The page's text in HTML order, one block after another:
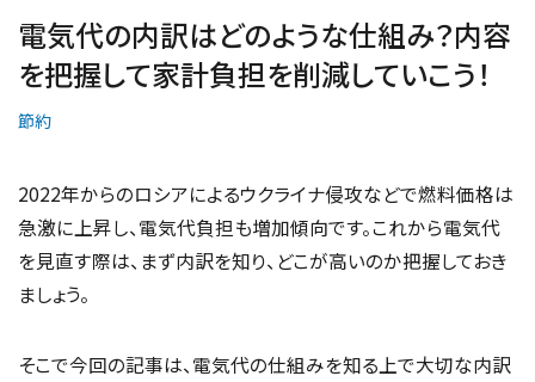
電気代の内訳はどのような仕組み？内容
を把握して家計負担を削減していこう！
節約
2022年からのロシアによるウクライナ侵攻などで燃料価格は
急激に上昇し、電気代負担も増加傾向です。これから電気代
を見直す際は、まず内訳を知り、どこが高いのか把握しておき
ましょう。
そこで今回の記事は、電気代の仕組みを知る上で大切な内訳